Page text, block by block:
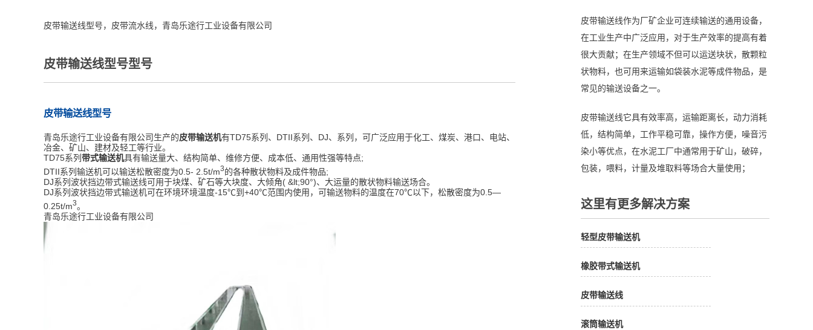
皮带输送线型号，皮带流水线，青岛乐途行工业设备有限公司
皮带输送线型号型号
皮带输送线型号
青岛乐途行工业设备有限公司生产的皮带输送机有TD75系列、DTII系列、DJ、系列，可广泛应用于化工、煤炭、港口、电站、
冶金、矿山、建材及轻工等行业。
TD75系列 带式输送机具有输送量大、结构简单、维修方便、成本低、通用性强等特点;
DTII系列输送机可以输送松散密度为0.5- 2.5t/m3的各种散状物料及成件物品;
DJ系列波状挡边带式输送线可用于块煤、矿石等大块度、大倾角( &lt;90°)、大运量的散状物料输送场合。
DJ系列波状挡边带式输送机可在环境环境温度-15℃到+40℃范围内使用，可输送物料的温度在70℃以下，松散密度为0.5—
0.25t/m3。
青岛乐途行工业设备有限公司
皮带输送线作为厂矿企业可连续输送的通用设备，
在工业生产中广泛应用，对于生产效率的提高有着
很大贡献；在生产领域不但可以运送块状，散颗粒
状物料，也可用来运输如袋装水泥等成件物品，是
常见的输送设备之一。
皮带输送线它具有效率高，运输距离长，动力消耗
低，结构简单，工作平稳可靠，操作方便，噪音污
染小等优点，在水泥工厂中通常用于矿山，破碎，
包装，喂料，计量及堆取料等场合大量使用；
这里有更多解决方案
轻型皮带输送机
橡胶带式输送机
皮带输送线
滚筒输送机